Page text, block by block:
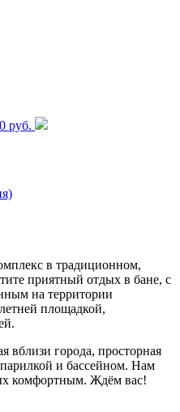
руб.
в традиционном,
приятный отдых в бане, с
на территории
площадкой,
вблизи города, просторная
и бассейном. Нам
комфортным. Ждём вас!